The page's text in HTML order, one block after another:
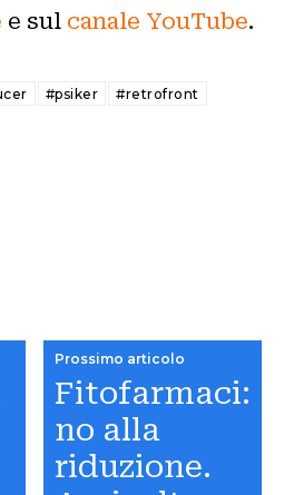
e sul canale YouTube.
#psiker
#retrofront
Prossimo articolo
Fitofarmaci:
no alla
riduzione.